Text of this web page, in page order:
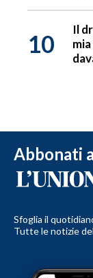
10
Il
Abbonati a
Sfoglia il
Tutte le notizie